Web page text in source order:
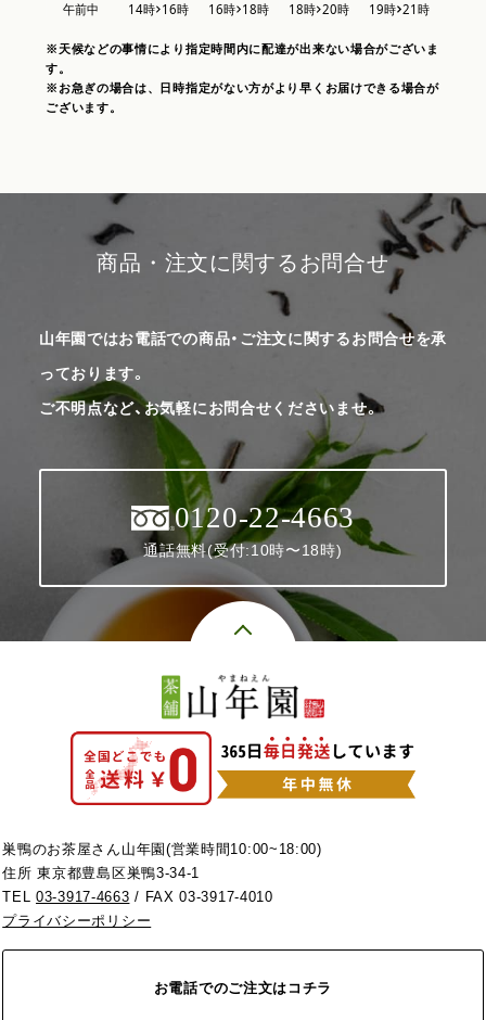
※天候などの事情により指定時間内に配達が出来ない場合がございま
す。
※お急ぎの場合は、日時指定がない方がより早くお届けできる場合が
ございます。
商品・注文に関するお問合せ
山年園ではお電話での商品・ご注文に関するお問合せを承
っております。
ご不明点など、お気軽にお問合せくださいませ。
0120-22-4663
通話無料(受付:10時〜18時)
巣鴨のお茶屋さん山年園(営業時間10:00~18:00)
住所 東京都豊島区巣鴨3-34-1
TEL03-3917-4663 / FAX 03-3917-4010
プライバシーポリシー
お電話でのご注文はコチラ